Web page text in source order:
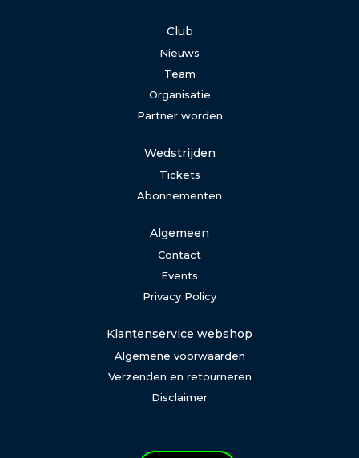
Club
Nieuws
Team
Organisatie
Partner worden
Wedstrijden
Tickets
Abonnementen
Algemeen
Contact
Events
Privacy Policy
Klantenservice webshop
Algemene voorwaarden
Verzenden en retourneren
Disclaimer